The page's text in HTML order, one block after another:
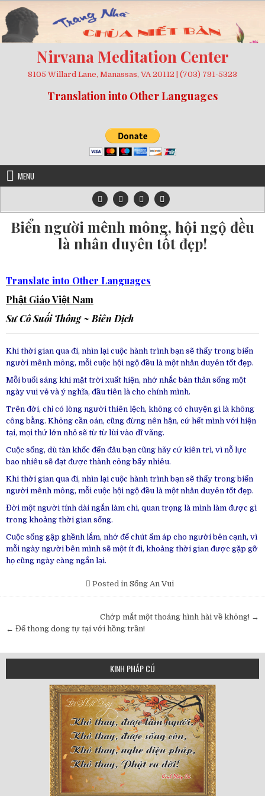
to
content
Nirvana Meditation Center
8105 Willard Lane, Manassas, VA 20112 | (703) 791-5323
Translation into Other Languages
MENU
Biển người mênh mông, hội ngộ đều
là nhân duyên tốt đẹp!
Translate into Other Languages
Phật Giáo Việt Nam
Sư Cô Suối Thông~ Biên Dịch
Khi thời gian qua đi, nhìn lại cuộc hành trình bạn sẽ thấy trong biển
người mênh mông, mỗi cuộc hội ngộ đều là một nhân duyên tốt đẹp.
Mỗi buổi sáng khi mặt trời xuất hiện, nhớ nhắc bản thân sống một
ngày vui vẻ và ý nghĩa, đầu tiên là cho chính mình.
Trên đời, chỉ có lòng người thiên lệch, không có chuyện gì là không
công bằng. Không cần oán, cũng đừng nên hận, cứ hết mình với hiện
tại, mọi thứ lớn nhỏ sẽ từ từ lùi vào dĩ vãng.
Cuộc sống, dù tàn khốc đến đâu bạn cũng hãy cứ kiên trì, vì nỗ lực
bao nhiêu sẽ đạt được thành công bấy nhiêu.
Khi thời gian qua đi, nhìn lại cuộc hành trình bạn sẽ thấy trong biển
người mênh mông, mỗi cuộc hội ngộ đều là một nhân duyên tốt đẹp.
Đời một người tính dài ngắn làm chi, quan trọng là mình làm được gì
trong khoảng thời gian sống.
Cuộc sống gập ghềnh lắm, nhớ để chút ấm áp cho người bên cạnh, vì
mỗi ngày người bên mình sẽ một ít đi, khoảng thời gian được gặp gỡ
họ cũng ngày càng ngắn lại.
Posted in Sống An Vui
navigation
Chớp mắt một thoáng hình hài về không! →
← Để thong dong tự tại với hồng trần!
KINH PHÁP CÚ